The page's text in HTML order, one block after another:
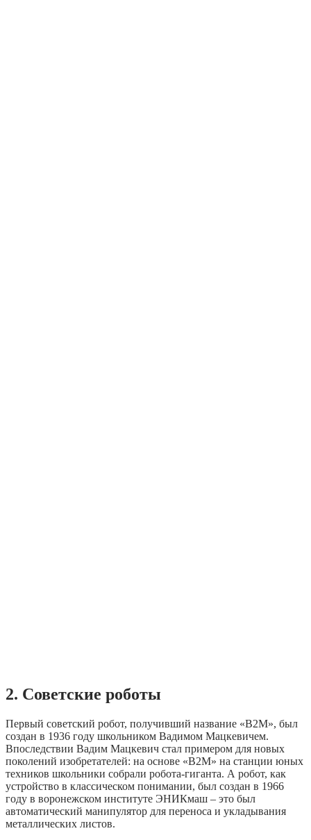
2. Советские роботы
Первый советский робот, получивший название «В2М», был
создан в 1936 году школьником Вадимом Мацкевичем.
Впоследствии Вадим Мацкевич стал примером для новых
поколений изобретателей: на основе «В2М» на станции юных
техников школьники собрали робота-гиганта. А робот, как
устройство в классическом понимании, был создан в 1966
году в воронежском институте ЭНИКмаш – это был
автоматический манипулятор для переноса и укладывания
металлических листов.